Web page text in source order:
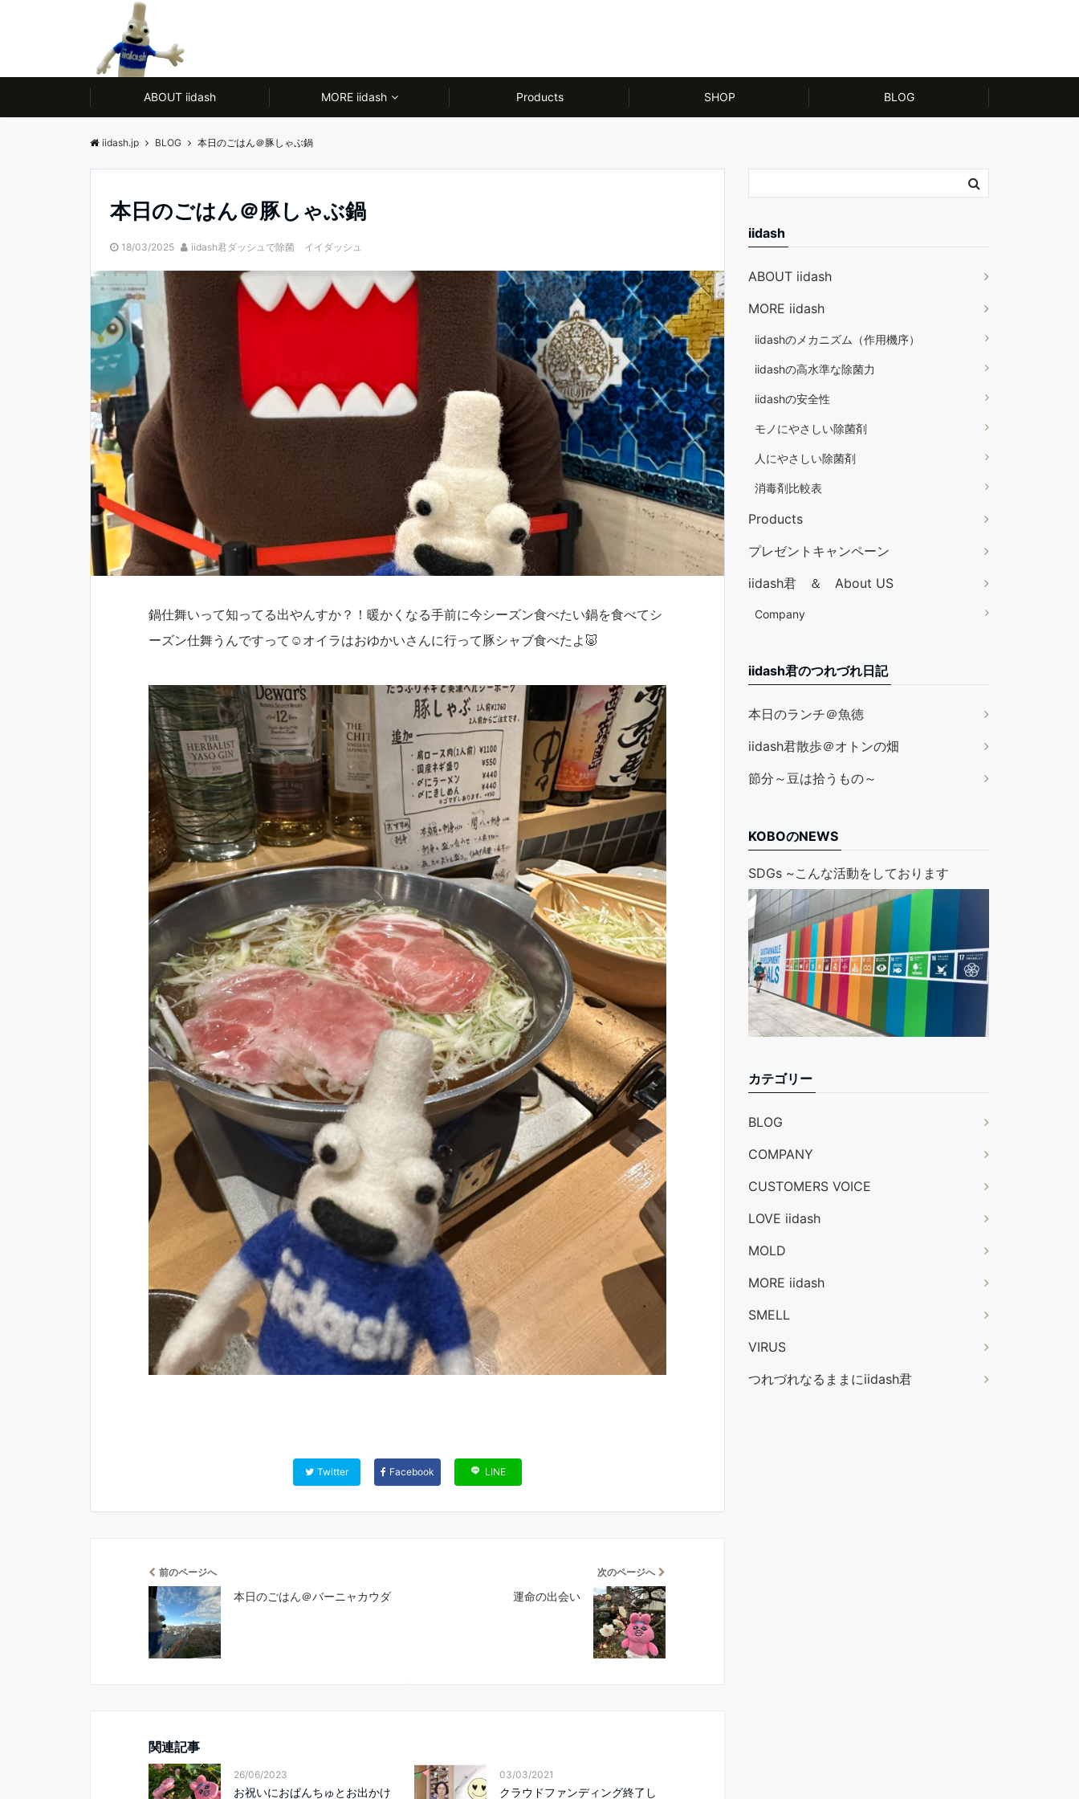
ABOUT iidash MORE iidash Products SHOP BLOG
iidash.jp BLOG 本日のごはん＠豚しゃぶ鍋
本日のごはん＠豚しゃぶ鍋
18/03/2025 iidash君ダッシュで除菌 イイダッシュ
鍋仕舞いって知ってる出やんすか？！暖かくなる手前に今シーズン食べたい鍋を食べてシ
ーズン仕舞うんですって☺️オイラはおゆかいさんに行って豚シャブ食べたよ🐷
Twitter Facebook LINE
前のページへ
本日のごはん＠バーニャカウダ
次のページへ
運命の出会い
関連記事
26/06/2023
お祝いにおぱんちゅとお出かけ
03/03/2021
クラウドファンディング終了し
iidash
ABOUT iidash
MORE iidash
iidashのメカニズム（作用機序）
iidashの高水準な除菌力
iidashの安全性
モノにやさしい除菌剤
人にやさしい除菌剤
消毒剤比較表
Products
プレゼントキャンペーン
iidash君 ＆ About US
Company
iidash君のつれづれ日記
本日のランチ＠魚徳
iidash君散歩＠オトンの畑
節分～豆は拾うもの～
KOBOのNEWS
SDGs ~こんな活動をしております
カテゴリー
BLOG
COMPANY
CUSTOMERS VOICE
LOVE iidash
MOLD
MORE iidash
SMELL
VIRUS
つれづれなるままにiidash君